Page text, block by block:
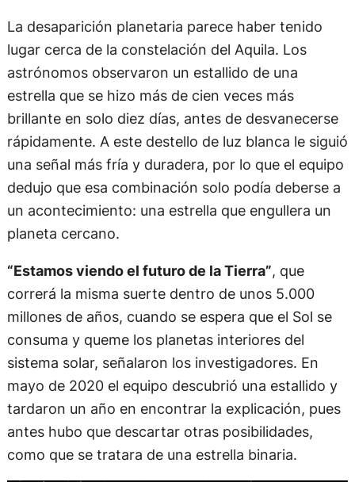
La desaparición planetaria parece haber tenido
lugar cerca de la constelación del Aquila. Los
astrónomos observaron un estallido de una
estrella que se hizo más de cien veces más
brillante en solo diez días, antes de desvanecerse
rápidamente. A este destello de luz blanca le siguió
una señal más fría y duradera, por lo que el equipo
dedujo que esa combinación solo podía deberse a
un acontecimiento: una estrella que engullera un
planeta cercano.
“Estamos viendo el futuro de la Tierra”, que
correrá la misma suerte dentro de unos 5.000
millones de años, cuando se espera que el Sol se
consuma y queme los planetas interiores del
sistema solar, señalaron los investigadores. En
mayo de 2020 el equipo descubrió una estallido y
tardaron un año en encontrar la explicación, pues
antes hubo que descartar otras posibilidades,
como que se tratara de una estrella binaria.